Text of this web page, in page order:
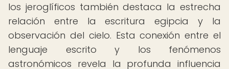
los jeroglíficos también destaca la estrecha
relación entre la escritura egipcia y la
observación del cielo. Esta conexión entre el
lenguaje escrito y los fenómenos
astronómicos revela la profunda influencia